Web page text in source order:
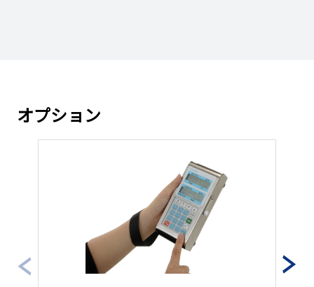
100400140
（￥153,010円）
お問い合わせください
￥139,100円
（￥153,010円）
￥139,100円
お問い合わせください
オプション